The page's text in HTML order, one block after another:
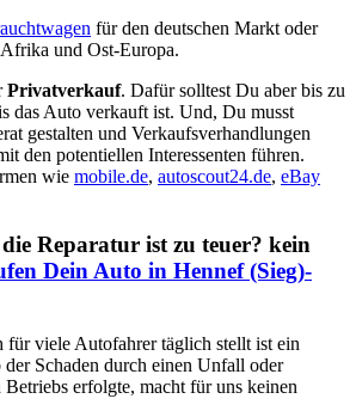
für den deutschen Markt oder
und Ost-Europa.
Privatverkauf. Dafür solltest Du aber bis zu
das Auto verkauft ist. Und, Du musst
gestalten und Verkaufsverhandlungen
den potentiellen Interessenten führen.
wie mobile.de, autoscout24.de, eBay
Reparatur ist zu teuer? kein
Dein Auto in Hennef (Sieg)-
für viele Autofahrer täglich stellt ist ein
der Schaden durch einen Unfall oder
erfolgte, macht für uns keinen